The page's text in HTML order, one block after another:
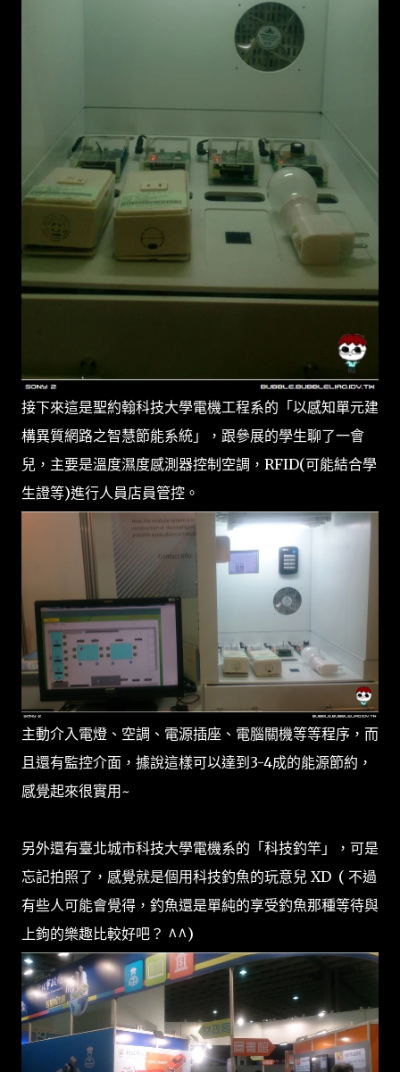
接下來這是聖約翰科技大學電機工程系的「以感知單元建
構異質網路之智慧節能系統」，跟參展的學生聊了一會
兒，主要是溫度濕度感測器控制空調，RFID(可能結合學
生證等)進行人員店員管控。
主動介入電燈、空調、電源插座、電腦關機等等程序，而
且還有監控介面，據說這樣可以達到3-4成的能源節約，
感覺起來很實用~
另外還有臺北城市科技大學電機系的「科技釣竿」，可是
忘記拍照了，感覺就是個用科技釣魚的玩意兒 XD ( 不過
有些人可能會覺得，釣魚還是單純的享受釣魚那種等待與
上鉤的樂趣比較好吧？ ^^)